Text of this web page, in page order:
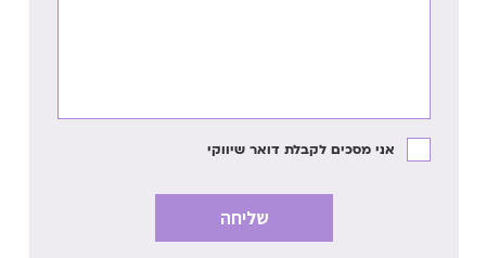
אני מסכים לקבלת דואר שיווקי